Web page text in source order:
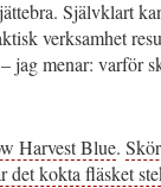
Självklart
verksamhet
jag menar: varför
Harvest Blue.
det kokta fläsket